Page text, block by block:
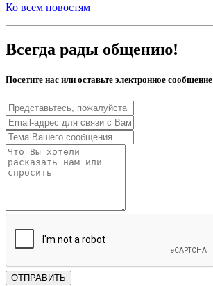
Ко всем новостям
Всегда рады общению!
Посетите нас или оставьте электронное сообщение
ОТПРАВИТЬ